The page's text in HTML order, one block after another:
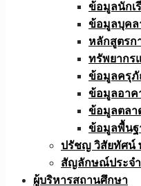
ข้อมูลนักเ
ข้อมูลบุคล
หลักสูตรก
ทรัพยากร
ข้อมูลครุ
ข้อมูลอาค
ข้อมูลตลา
ข้อมูลพื้นฐ
ปรัชญ วิสัยทัศน์
สัญลักษณ์ประจ
ผู้บริหารสถานศึกษา